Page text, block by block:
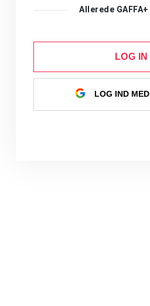
Allerede
LOG IN
LOG IND